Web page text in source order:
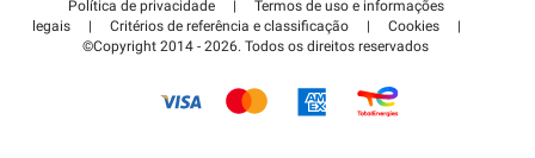
Centro de apoio
Como é que funciona?
Pagar o estacionamento FLOW
Política de privacidade |
Termos de uso e informações
legais
| Critérios de referência e classificação | Cookies
|
©Copyright 2014 - 2026. Todos os direitos reservados